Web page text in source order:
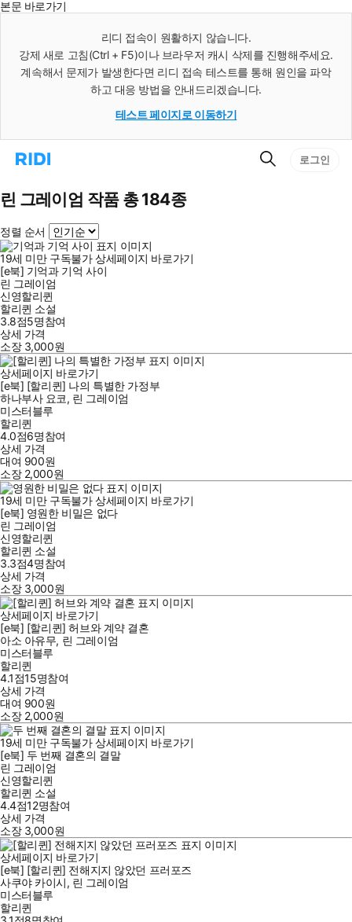
본문 바로가기
리디 접속이 원활하지 않습니다.
강제 새로 고침(Ctrl + F5)이나 브라우저 캐시 삭제를 진행해주세요.
계속해서 문제가 발생한다면 리디 접속 테스트를 통해 원인을 파악
하고 대응 방법을 안내드리겠습니다.
테스트 페이지로 이동하기
리
으
로
동
검
로그인
린 그레이엄 작품 총 184종
정렬 순서
19세 미만 구독불가 상세페이지 바로가기
[e북] 기억과 기억 사이
린 그레이엄
신영할리퀸
할리퀸 소설
3.8점5명참여
상세 가격
소장 3,000원
상세페이지 바로가기
[e북] [할리퀸] 나의 특별한 가정부
하나부사 요코, 린 그레이엄
미스터블루
할리퀸
4.0점6명참여
상세 가격
대여 900원
소장 2,000원
19세 미만 구독불가 상세페이지 바로가기
[e북] 영원한 비밀은 없다
린 그레이엄
신영할리퀸
할리퀸 소설
3.3점4명참여
상세 가격
소장 3,000원
상세페이지 바로가기
[e북] [할리퀸] 허브와 계약 결혼
아소 아유무, 린 그레이엄
미스터블루
할리퀸
4.1점15명참여
상세 가격
대여 900원
소장 2,000원
19세 미만 구독불가 상세페이지 바로가기
[e북] 두 번째 결혼의 결말
린 그레이엄
신영할리퀸
할리퀸 소설
4.4점12명참여
상세 가격
소장 3,000원
상세페이지 바로가기
[e북] [할리퀸] 전해지지 않았던 프러포즈
사쿠야 카이시, 린 그레이엄
미스터블루
할리퀸